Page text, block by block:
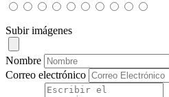
Subir imágenes
Nombre
Correo electrónico